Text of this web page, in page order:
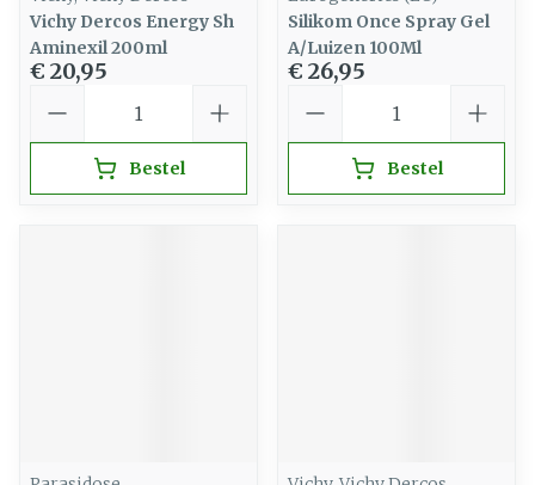
Vichy Dercos Energy Sh
Aminexil 200ml
€ 20,95
Bestel
Silikom Once Spray Gel
A/Luizen 100Ml
€ 26,95
Bestel